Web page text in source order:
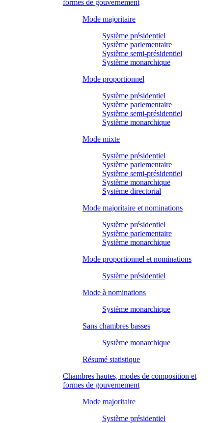
formes de gouvernement
Mode majoritaire
Système présidentiel
Système parlementaire
Système semi-présidentiel
Système monarchique
Mode proportionnel
Système présidentiel
Système parlementaire
Système semi-présidentiel
Système monarchique
Mode mixte
Système présidentiel
Système parlementaire
Système semi-présidentiel
Système monarchique
Système directorial
Mode majoritaire et nominations
Système présidentiel
Système parlementaire
Système monarchique
Mode proportionnel et nominations
Système présidentiel
Mode à nominations
Système monarchique
Sans chambres basses
Système monarchique
Résumé statistique
Chambres hautes, modes de composition et
formes de gouvernement
Mode majoritaire
Système présidentiel